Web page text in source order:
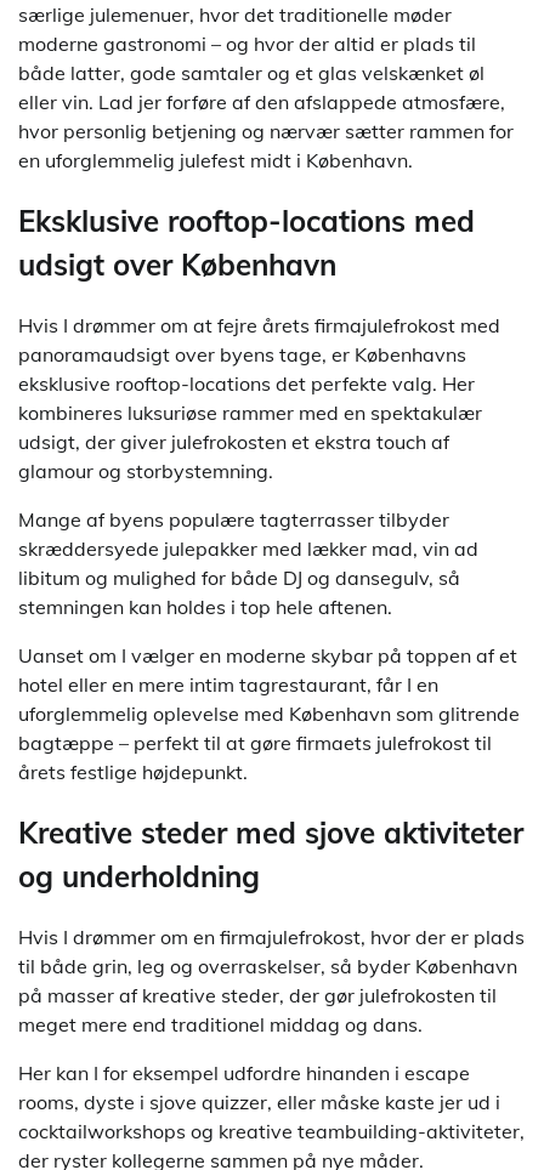
særlige julemenuer, hvor det traditionelle møder
moderne gastronomi – og hvor der altid er plads til
både latter, gode samtaler og et glas velskænket øl
eller vin. Lad jer forføre af den afslappede atmosfære,
hvor personlig betjening og nærvær sætter rammen for
en uforglemmelig julefest midt i København.
Eksklusive rooftop-locations med
udsigt over København
Hvis I drømmer om at fejre årets firmajulefrokost med
panoramaudsigt over byens tage, er Københavns
eksklusive rooftop-locations det perfekte valg. Her
kombineres luksuriøse rammer med en spektakulær
udsigt, der giver julefrokosten et ekstra touch af
glamour og storbystemning.
Mange af byens populære tagterrasser tilbyder
skræddersyede julepakker med lækker mad, vin ad
libitum og mulighed for både DJ og dansegulv, så
stemningen kan holdes i top hele aftenen.
Uanset om I vælger en moderne skybar på toppen af et
hotel eller en mere intim tagrestaurant, får I en
uforglemmelig oplevelse med København som glitrende
bagtæppe – perfekt til at gøre firmaets julefrokost til
årets festlige højdepunkt.
Kreative steder med sjove aktiviteter
og underholdning
Hvis I drømmer om en firmajulefrokost, hvor der er plads
til både grin, leg og overraskelser, så byder København
på masser af kreative steder, der gør julefrokosten til
meget mere end traditionel middag og dans.
Her kan I for eksempel udfordre hinanden i escape
rooms, dyste i sjove quizzer, eller måske kaste jer ud i
cocktailworkshops og kreative teambuilding-aktiviteter,
der ryster kollegerne sammen på nye måder.